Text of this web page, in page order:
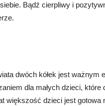
Bądź cierpliwy i
dwóch kółek jest ważnym
dla małych dzieci,
większość dzieci jest gotowa